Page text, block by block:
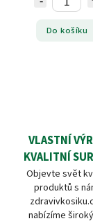
Do košíku
VLASTNÍ
KVALITNÍ
Objevte svět
produktů s
nabízíme